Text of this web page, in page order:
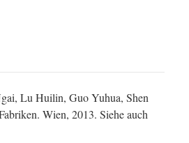
Lu Huilin, Guo Yuhua, Shen
Wien, 2013. Siehe auch